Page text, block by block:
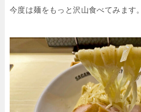
今度は麺をもっと沢山食べてみます。